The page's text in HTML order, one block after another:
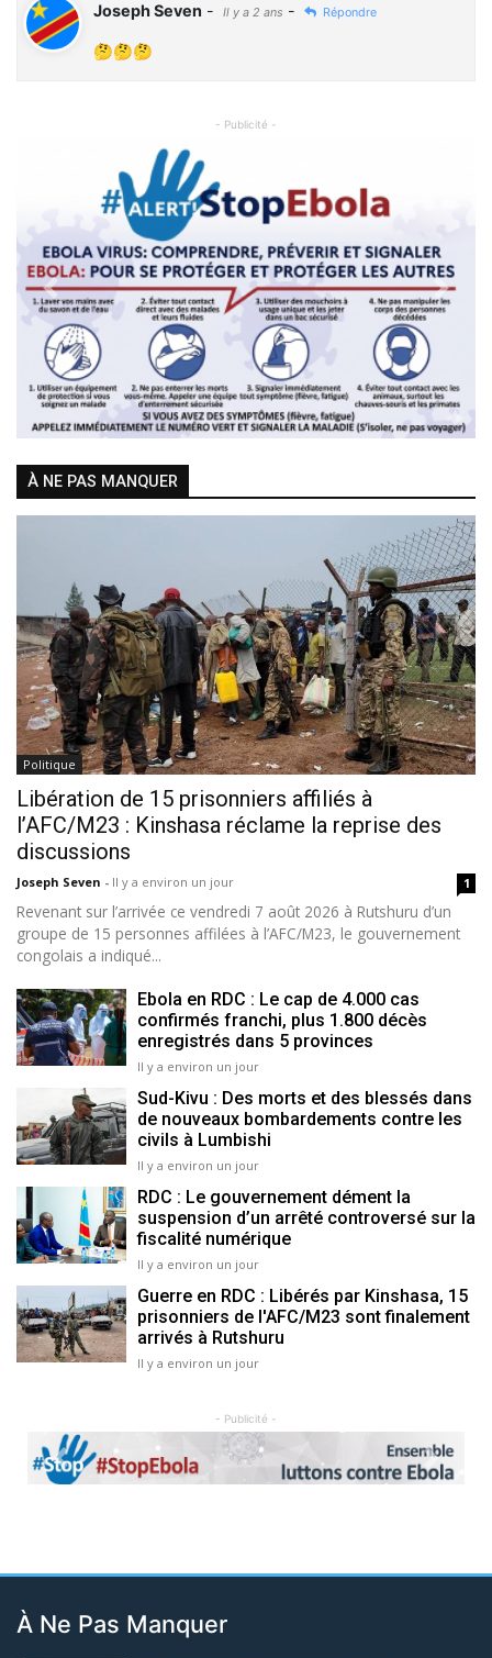
Joseph Seven - Il y a 2 ans - Répondre
🤔🤔🤔
- Publicité -
Previous Next
À NE PAS MANQUER
Politique
Libération de 15 prisonniers affiliés à
l’AFC/M23 : Kinshasa réclame la reprise des
discussions
Joseph Seven - Il y a environ un jour 1
Revenant sur l’arrivée ce vendredi 7 août 2026 à Rutshuru d’un
groupe de 15 personnes affilées à l’AFC/M23, le gouvernement
congolais a indiqué...
Ebola en RDC : Le cap de 4.000 cas
confirmés franchi, plus 1.800 décès
enregistrés dans 5 provinces
Il y a environ un jour
Sud-Kivu : Des morts et des blessés dans
de nouveaux bombardements contre les
civils à Lumbishi
Il y a environ un jour
RDC : Le gouvernement dément la
suspension d’un arrêté controversé sur la
fiscalité numérique
Il y a environ un jour
Guerre en RDC : Libérés par Kinshasa, 15
prisonniers de l'AFC/M23 sont finalement
arrivés à Rutshuru
Il y a environ un jour
- Publicité -
Previous Next
À Ne Pas Manquer